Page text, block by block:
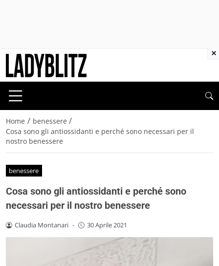
Home / benessere /
Cosa sono gli antiossidanti e perché sono necessari per il
nostro benessere
benessere
Cosa sono gli antiossidanti e perché sono
necessari per il nostro benessere
Claudia Montanari - 30 Aprile 2021
×